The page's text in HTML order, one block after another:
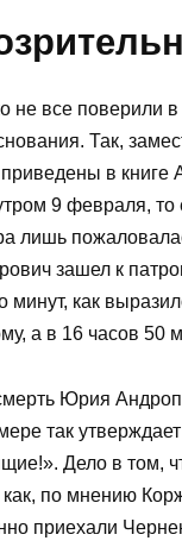
не все поверили
Так,
приведены в книге
9 февраля, то
лишь
зашел к
минут, как
а в 16 часов 50
Юрия
так
Дело в том,
по мнению
приехали